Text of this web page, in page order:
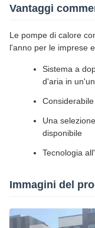
Vantaggi
Le pompe di calore
l'anno per le imprese
Sistema a
d'aria in
Una
disponibile
Tecnologia
Immagini del